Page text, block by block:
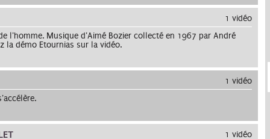
1 vidéo
l'homme. Musique d'Aimé Bozier collecté en 1967 par André
la démo Etournias sur la vidéo.
1 vidéo
1 vidéo